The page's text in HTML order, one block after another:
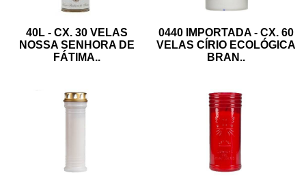
40L - CX. 30 VELAS
NOSSA SENHORA DE
FÁTIMA..
0440 IMPORTADA - CX. 60
VELAS CÍRIO ECOLÓGICA
BRAN ..